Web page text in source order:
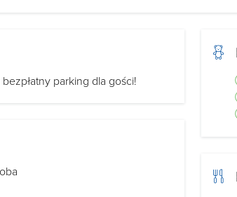
parking dla gości!